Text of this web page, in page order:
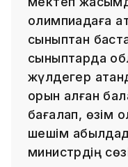
олимпиадаға
сыныптан
сыныптарда
жүлдегер
орын алған
бағалап, өзім
шешім
министрдің